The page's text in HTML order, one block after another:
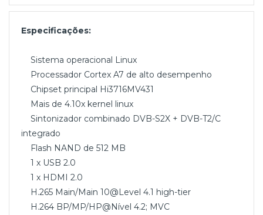
Especificações:
Sistema operacional Linux
Processador Cortex A7 de alto desempenho
Chipset principal Hi3716MV431
Mais de 4.10x kernel linux
Sintonizador combinado DVB-S2X + DVB-T2/C
integrado
Flash NAND de 512 MB
1 x USB 2.0
1 x HDMI 2.0
H.265 Main/Main 10@Level 4.1 high-tier
H.264 BP/MP/HP@Nível 4.2; MVC